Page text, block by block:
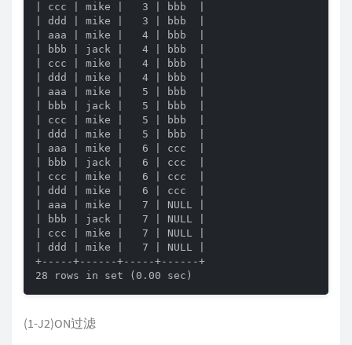
| ccc | mike |   3 | bbb  |
| ddd | mike |   3 | bbb  |
| aaa | mike |   4 | bbb  |
| bbb | jack |   4 | bbb  |
| ccc | mike |   4 | bbb  |
| ddd | mike |   4 | bbb  |
| aaa | mike |   5 | bbb  |
| bbb | jack |   5 | bbb  |
| ccc | mike |   5 | bbb  |
| ddd | mike |   5 | bbb  |
| aaa | mike |   6 | ccc  |
| bbb | jack |   6 | ccc  |
| ccc | mike |   6 | ccc  |
| ddd | mike |   6 | ccc  |
| aaa | mike |   7 | NULL |
| bbb | jack |   7 | NULL |
| ccc | mike |   7 | NULL |
| ddd | mike |   7 | NULL |
+-----+------+-----+------+
28 rows in set (0.00 sec)
(1-J2)ON过滤